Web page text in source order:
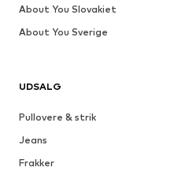
UDSALG
Pullovere & strik
Jeans
Frakker
About You Slovakiet
About You Sverige